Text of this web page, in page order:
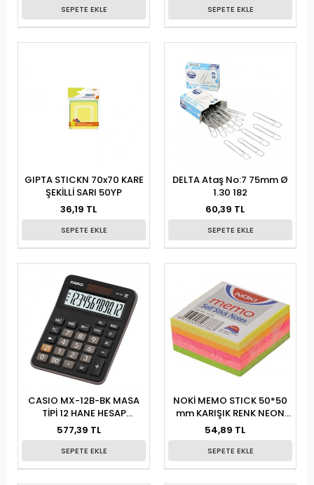
SEPETE EKLE SEPETE EKLE
GIPTA STICKN 70x70 KARE
ŞEKİLLİ SARI 50YP
36,19 TL
SEPETE EKLE
DELTA Ataş No:7 75mm Ø
1.30 182
60,39 TL
SEPETE EKLE
CASIO MX-12B-BK MASA
TİPİ 12 HANE HESAP
MAKİNESİ
577,39 TL
SEPETE EKLE
NOKİ MEMO STICK 50*50
mm KARIŞIK RENK NEON
KÜP BLOK
54,89 TL
SEPETE EKLE